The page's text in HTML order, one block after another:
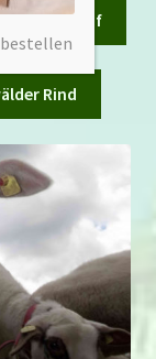
Landschaf
Rind
bestellen